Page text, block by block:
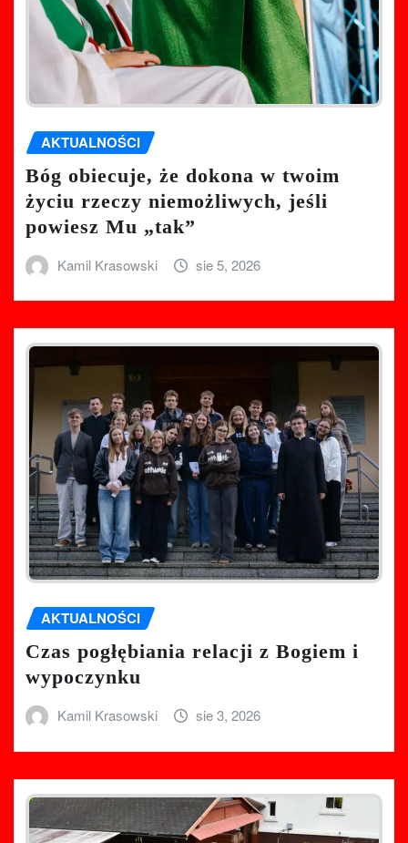
AKTUALNOŚCI
Bóg obiecuje, że dokona w twoim
życiu rzeczy niemożliwych, jeśli
powiesz Mu „tak”
Kamil Krasowski sie 5, 2026
AKTUALNOŚCI
Czas pogłębiania relacji z Bogiem i
wypoczynku
Kamil Krasowski sie 3, 2026